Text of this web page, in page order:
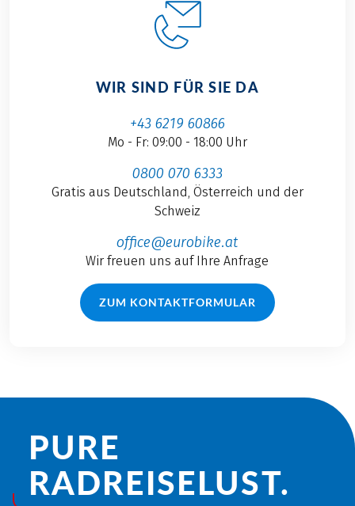
WIR SIND FÜR SIE DA
+43 6219 60866
Mo - Fr: 09:00 - 18:00 Uhr
0800 070 6333
Gratis aus Deutschland, Österreich und der
Schweiz
office@eurobike.at
Wir freuen uns auf Ihre Anfrage
ZUM KONTAKTFORMULAR
PURE
RADREISE­LUST.